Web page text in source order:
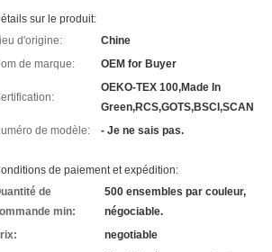
sur le produit:
d'origine:
Chine
de marque:
OEM for Buyer
OEKO-TEX 100,Made In
Green,RCS,GOTS,BSCI,SCAN
de modèle:
- Je ne sais pas.
de paiement et expédition:
de
min:
500 ensembles par couleur,
négociable.
negotiable